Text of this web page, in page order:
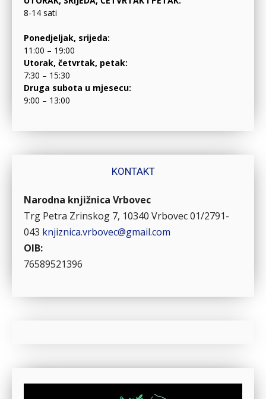
8-14 sati
Ponedjeljak, srijeda:
11:00 – 19:00
Utorak, četvrtak, petak:
7:30 – 15:30
Druga subota u mjesecu:
9:00 – 13:00
KONTAKT
Narodna knjižnica Vrbovec
Trg Petra Zrinskog 7, 10340 Vrbovec01/2791-
043 knjiznica.vrbovec@gmail.com
OIB:
76589521396